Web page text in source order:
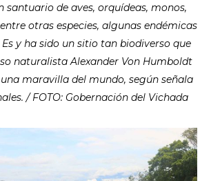
santuario de aves, orquídeas, monos,
otras especies, algunas endémicas
y ha sido un sitio tan biodiverso que
naturalista Alexander Von Humboldt
maravilla del mundo, según señala
/ FOTO: Gobernación del Vichada